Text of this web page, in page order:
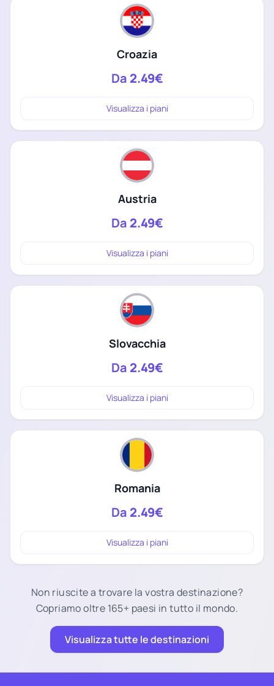
Croazia
Da 2.49€
Visualizza i piani
Austria
Da 2.49€
Visualizza i piani
Slovacchia
Da 2.49€
Visualizza i piani
Romania
Da 2.49€
Visualizza i piani
Non riuscite a trovare la vostra destinazione?
Copriamo oltre 165+ paesi in tutto il mondo.
Visualizza tutte le destinazioni